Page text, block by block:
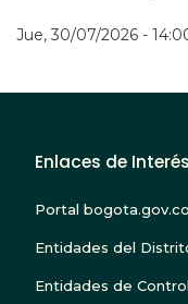
Jue, 30/07/2026 -
Enlaces de Interés
Portal bogota.gov.co
Entidades del
Entidades de Control